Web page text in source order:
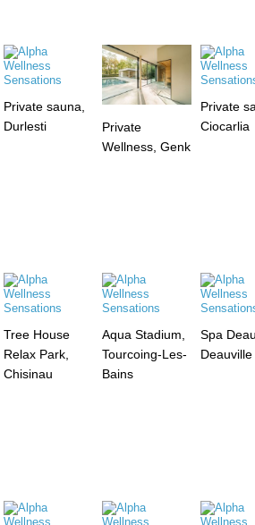
Private sauna,
Durlesti
Private
Wellness, Genk
Private
Ciocarlia
Tree House
Relax Park,
Chisinau
Aqua Stadium,
Tourcoing-Les-
Bains
Spa
Deauville